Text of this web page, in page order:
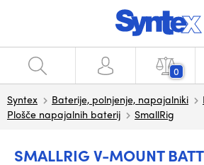
0
Syntex Baterije, polnjenje, napajalniki
Plošče napajalnih baterij
SmallRig
SMALLRIG V-MOUNT